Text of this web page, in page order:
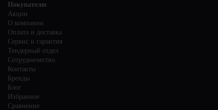
Покупателю
Акции
О компании
Оплата и доставка
Сервис и гарантия
Тендерный отдел
Сотрудничество
Контакты
Бренды
Блог
Избранное
Сравнение